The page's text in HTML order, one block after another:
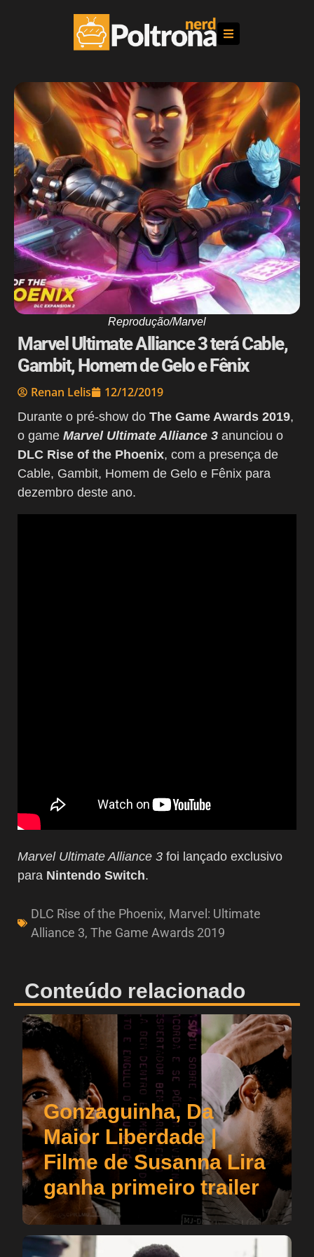
Reprodução/Marvel
Marvel Ultimate Alliance 3 terá Cable,
Gambit, Homem de Gelo e Fênix
Renan Lelis 12/12/2019
Durante o pré-show do The Game Awards 2019,
o game Marvel Ultimate Alliance 3 anunciou o
DLC Rise of the Phoenix, com a presença de
Cable, Gambit, Homem de Gelo e Fênix para
dezembro deste ano.
Marvel Ultimate Alliance 3 foi lançado exclusivo
para Nintendo Switch.
DLC Rise of the Phoenix, Marvel: Ultimate
Alliance 3, The Game Awards 2019
Conteúdo relacionado
Gonzaguinha, Da
Maior Liberdade |
Filme de Susanna Lira
ganha primeiro trailer